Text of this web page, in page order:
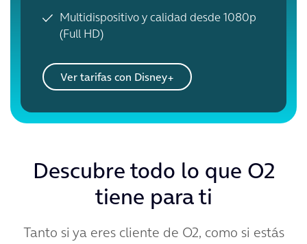
Multidispositivo y calidad desde 1080p
(Full HD)
Ver tarifas con Disney+
Descubre todo lo que O2
tiene para ti
Tanto si ya eres cliente de O2, como si estás